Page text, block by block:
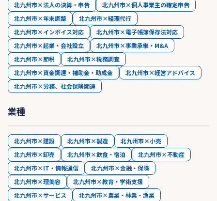
北九州市×法人の決算・申告
北九州市×個人事業主の確定申告
北九州市×年末調整
北九州市×経理代行
北九州市×インボイス対応
北九州市×電子帳簿保存法対応
北九州市×起業・会社設立
北九州市×事業承継・M&A
北九州市×節税
北九州市×税務調査
北九州市×資金調達・補助金・助成金
北九州市×経営アドバイス
北九州市×労務、社会保険関連
業種
北九州市×建設 北九州市×製造
北九州市×小売
北九州市×卸売
北九州市×飲食・宿泊
北九州市×不動産
北九州市×IT・情報通信
北九州市×金融・保険
北九州市×理美容
北九州市×教育・学術支援
北九州市×サービス
北九州市×農業・林業・漁業